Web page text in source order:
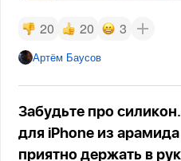
20 20 3
Артём Баусов
Забудьте про
для iPhone из
приятно держать в